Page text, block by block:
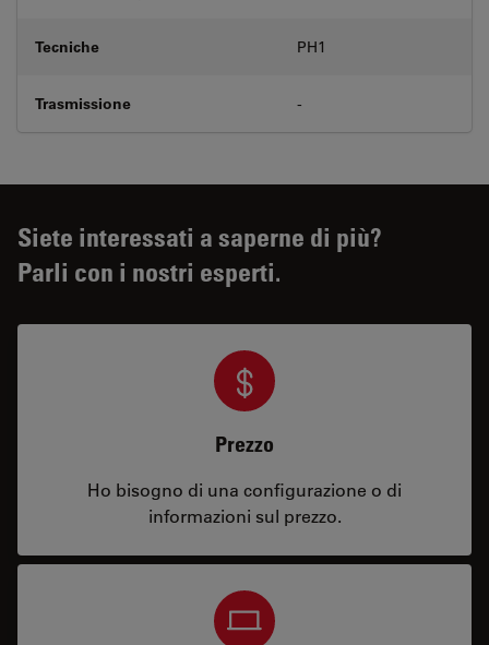
Tecniche PH1
Trasmissione -
Siete interessati a saperne di più?
Parli con i nostri esperti.
Prezzo
Ho bisogno di una configurazione o di
informazioni sul prezzo.